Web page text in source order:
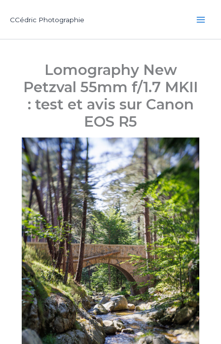
CCédric Photographie
Lomography New
Petzval 55mm f/1.7 MKII
: test et avis sur Canon
EOS R5